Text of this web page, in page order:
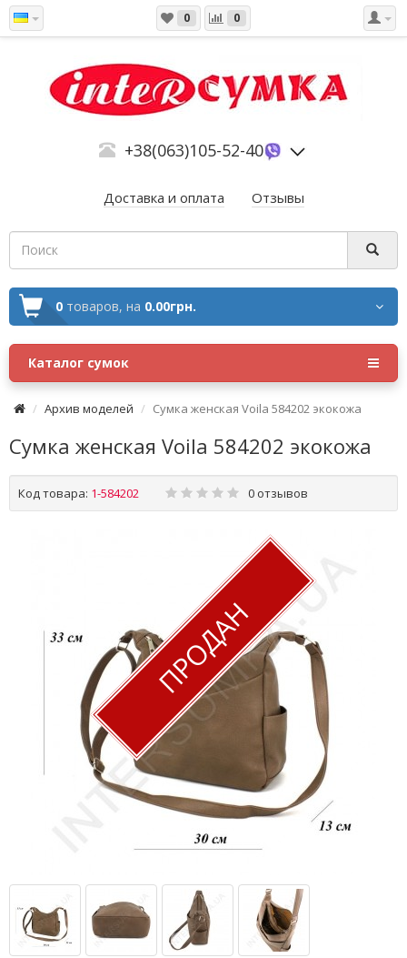
0 0
+38(063)105-52-40
Доставка и оплата Отзывы
0 товаров, на 0.00грн.
Каталог сумок
Архив моделей Сумка женская Voila 584202 экокожа
Сумка женская Voila 584202 экокожа
Код товара: 1-584202 0 отзывов
ПРОДАН